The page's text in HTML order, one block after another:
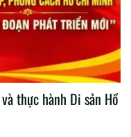
thực hành Di sản Hồ